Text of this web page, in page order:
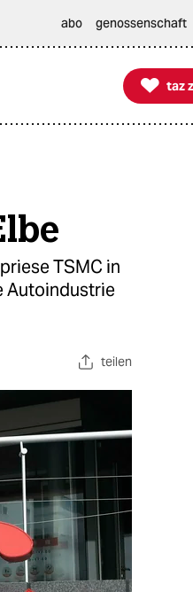
abo genossenschaft

taz zahl
taz
TSMC in
Autoindustrie
teilen